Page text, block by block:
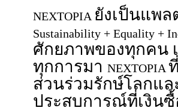
NEXTOPIA ยังเป็นแพ
Sustainability + Equality +
ศักยภาพของทุกคน
ทุกการมา NEXTOPIA
ส่วนร่วมรักษ์โลกแ
ประสบการณ์ที่เงินซื้